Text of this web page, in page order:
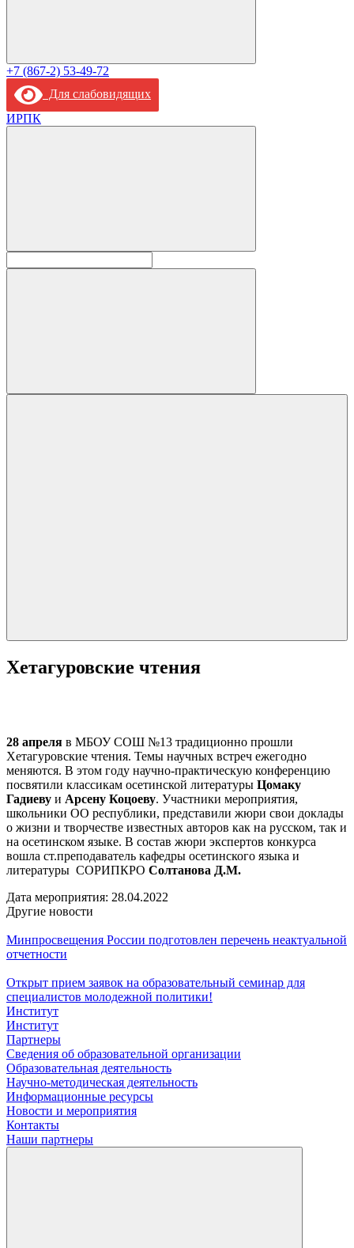
+7 (867-2) 53-49-72
Для слабовидящих
ИРПК
Хетагуровские чтения
28 апреля в МБОУ СОШ №13 традиционно прошли
Хетагуровские чтения. Темы научных встреч ежегодно
меняются. В этом году научно-практическую конференцию
посвятили классикам осетинской литературы Цомаку
Гадиеву и Арсену Коцоеву. Участники мероприятия,
школьники ОО республики, представили жюри свои доклады
о жизни и творчестве известных авторов как на русском, так и
на осетинском языке. В состав жюри экспертов конкурса
вошла ст.преподаватель кафедры осетинского языка и
литературы СОРИПКРО Солтанова Д.М.
Дата мероприятия: 28.04.2022
Другие новости
Минпросвещения России подготовлен перечень неактуальной
отчетности
Открыт прием заявок на образовательный семинар для
специалистов молодежной политики!
Институт
Институт
Партнеры
Сведения об образовательной организации
Образовательная деятельность
Научно-методическая деятельность
Информационные ресурсы
Новости и мероприятия
Контакты
Наши партнеры